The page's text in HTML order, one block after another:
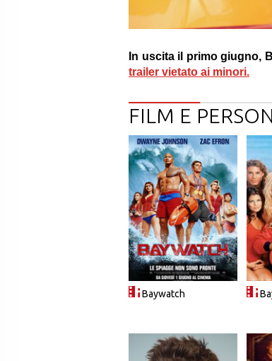
In uscita il primo giugno,
trailer vietato ai minori.
FILM E
Baywatch